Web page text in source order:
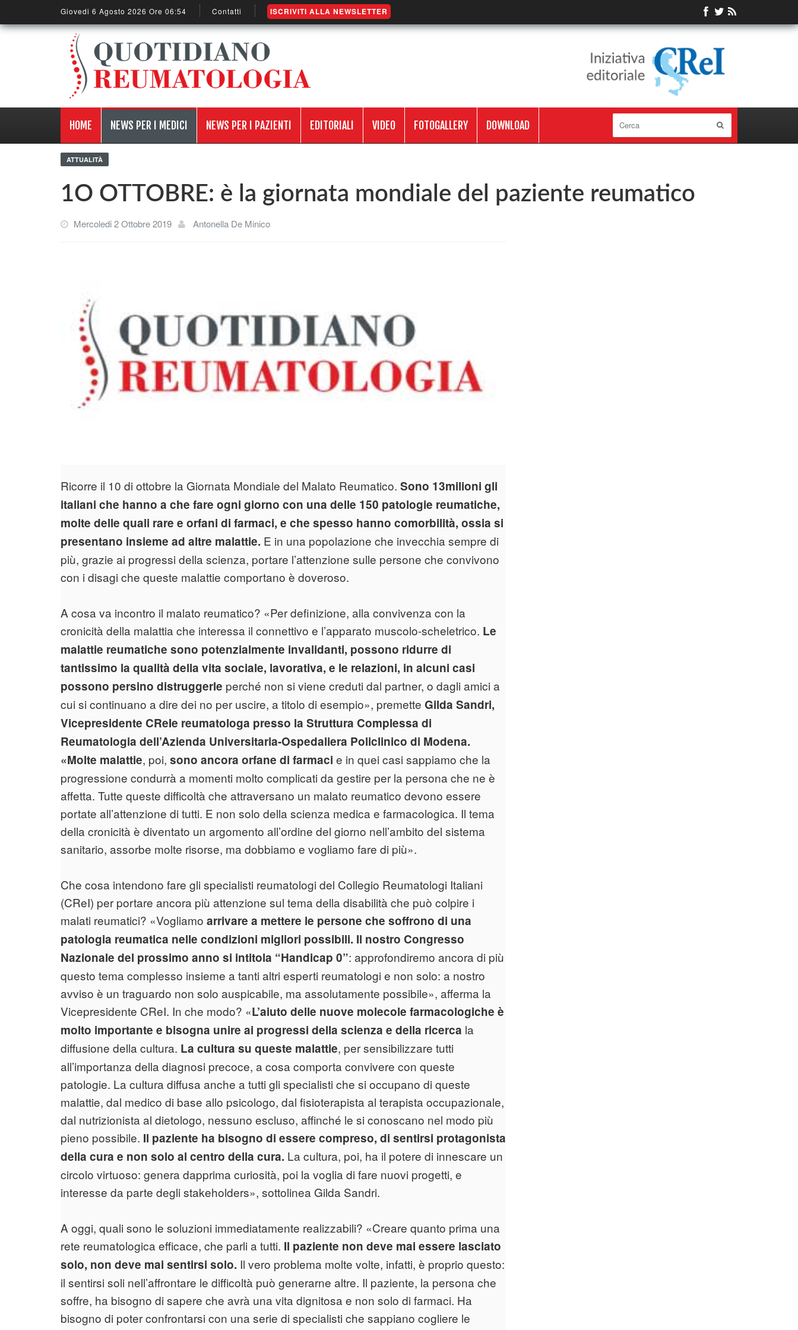
Giovedi 6 Agosto 2026 Ore 06:54 Contatti ISCRIVITI ALLA NEWSLETTER
HOME NEWS PER I MEDICI NEWS PER I PAZIENTI EDITORIALI VIDEO FOTOGALLERY DOWNLOAD
ATTUALITÀ
1O OTTOBRE: è la giornata mondiale del paziente reumatico
Mercoledi 2 Ottobre 2019 Antonella De Minico
Ricorre il 10 di ottobre la Giornata Mondiale del Malato Reumatico. Sono 13milioni gli
italiani che hanno a che fare ogni giorno con una delle 150 patologie reumatiche,
molte delle quali rare e orfani di farmaci, e che spesso hanno comorbilità, ossia si
presentano insieme ad altre malattie. E in una popolazione che invecchia sempre di
più, grazie ai progressi della scienza, portare l’attenzione sulle persone che convivono
con i disagi che queste malattie comportano è doveroso.
A cosa va incontro il malato reumatico? «Per definizione, alla convivenza con la
cronicità della malattia che interessa il connettivo e l’apparato muscolo-scheletrico. Le
malattie reumatiche sono potenzialmente invalidanti, possono ridurre di
tantissimo la qualità della vita sociale, lavorativa, e le relazioni, in alcuni casi
possono persino distruggerle perché non si viene creduti dal partner, o dagli amici a
cui si continuano a dire dei no per uscire, a titolo di esempio», premette Gilda Sandri,
Vicepresidente CReIe reumatologa presso la Struttura Complessa di
Reumatologia dell’Azienda Universitaria-Ospedaliera Policlinico di Modena.
«Molte malattie, poi, sono ancora orfane di farmaci e in quei casi sappiamo che la
progressione condurrà a momenti molto complicati da gestire per la persona che ne è
affetta. Tutte queste difficoltà che attraversano un malato reumatico devono essere
portate all’attenzione di tutti. E non solo della scienza medica e farmacologica. Il tema
della cronicità è diventato un argomento all’ordine del giorno nell’ambito del sistema
sanitario, assorbe molte risorse, ma dobbiamo e vogliamo fare di più».
Che cosa intendono fare gli specialisti reumatologi del Collegio Reumatologi Italiani
(CReI) per portare ancora più attenzione sul tema della disabilità che può colpire i
malati reumatici? «Vogliamo arrivare a mettere le persone che soffrono di una
patologia reumatica nelle condizioni migliori possibili. Il nostro Congresso
Nazionale del prossimo anno si intitola “Handicap 0”: approfondiremo ancora di più
questo tema complesso insieme a tanti altri esperti reumatologi e non solo: a nostro
avviso è un traguardo non solo auspicabile, ma assolutamente possibile», afferma la
Vicepresidente CReI. In che modo? «L’aiuto delle nuove molecole farmacologiche è
molto importante e bisogna unire ai progressi della scienza e della ricerca la
diffusione della cultura. La cultura su queste malattie, per sensibilizzare tutti
all’importanza della diagnosi precoce, a cosa comporta convivere con queste
patologie. La cultura diffusa anche a tutti gli specialisti che si occupano di queste
malattie, dal medico di base allo psicologo, dal fisioterapista al terapista occupazionale,
dal nutrizionista al dietologo, nessuno escluso, affinché le si conoscano nel modo più
pieno possibile. Il paziente ha bisogno di essere compreso, di sentirsi protagonista
della cura e non solo al centro della cura. La cultura, poi, ha il potere di innescare un
circolo virtuoso: genera dapprima curiosità, poi la voglia di fare nuovi progetti, e
interesse da parte degli stakeholders», sottolinea Gilda Sandri.
A oggi, quali sono le soluzioni immediatamente realizzabili? «Creare quanto prima una
rete reumatologica efficace, che parli a tutti. Il paziente non deve mai essere lasciato
solo, non deve mai sentirsi solo. Il vero problema molte volte, infatti, è proprio questo:
il sentirsi soli nell’affrontare le difficoltà può generarne altre. Il paziente, la persona che
soffre, ha bisogno di sapere che avrà una vita dignitosa e non solo di farmaci. Ha
bisogno di poter confrontarsi con una serie di specialisti che sappiano cogliere le